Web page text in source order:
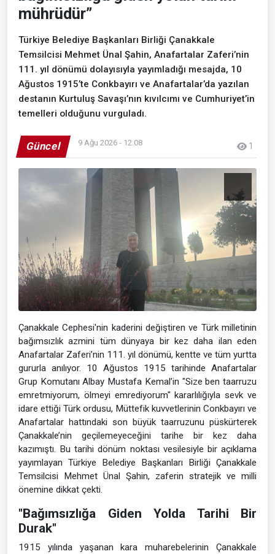
mührüdür”
Türkiye Belediye Başkanları Birliği Çanakkale
Temsilcisi Mehmet Ünal Şahin, Anafartalar Zaferi’nin
111. yıl dönümü dolayısıyla yayımladığı mesajda, 10
Ağustos 1915’te Conkbayırı ve Anafartalar’da yazılan
destanın Kurtuluş Savaşı’nın kıvılcımı ve Cumhuriyet’in
temelleri olduğunu vurguladı.
Güncel 9 Ağu 2026 - 12:08 1
Çanakkale Cephesi'nin kaderini değiştiren ve Türk milletinin
bağımsızlık azmini tüm dünyaya bir kez daha ilan eden
Anafartalar Zaferi’nin 111. yıl dönümü, kentte ve tüm yurtta
gururla anılıyor. 10 Ağustos 1915 tarihinde Anafartalar
Grup Komutanı Albay Mustafa Kemal’in "Size ben taarruzu
emretmiyorum, ölmeyi emrediyorum" kararlılığıyla sevk ve
idare ettiği Türk ordusu, Müttefik kuvvetlerinin Conkbayırı ve
Anafartalar hattındaki son büyük taarruzunu püskürterek
Çanakkale’nin geçilemeyeceğini tarihe bir kez daha
kazımıştı. Bu tarihi dönüm noktası vesilesiyle bir açıklama
yayımlayan Türkiye Belediye Başkanları Birliği Çanakkale
Temsilcisi Mehmet Ünal Şahin, zaferin stratejik ve milli
önemine dikkat çekti.
"Bağımsızlığa Giden Yolda Tarihi Bir
Durak"
1915 yılında yaşanan kara muharebelerinin Çanakkale